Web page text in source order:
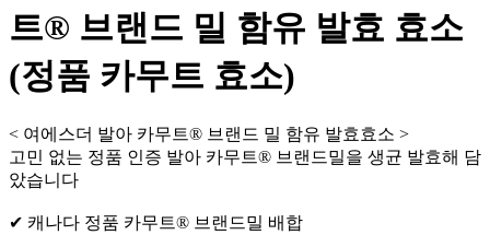
트® 브랜드 밀 함유 발효 효소
(정품 카무트 효소)
< 여에스더 발아 카무트® 브랜드 밀 함유 발효효소 >
고민 없는 정품 인증 발아 카무트® 브랜드밀을 생균 발효해 담
았습니다
✔ 캐나다 정품 카무트® 브랜드밀 배합